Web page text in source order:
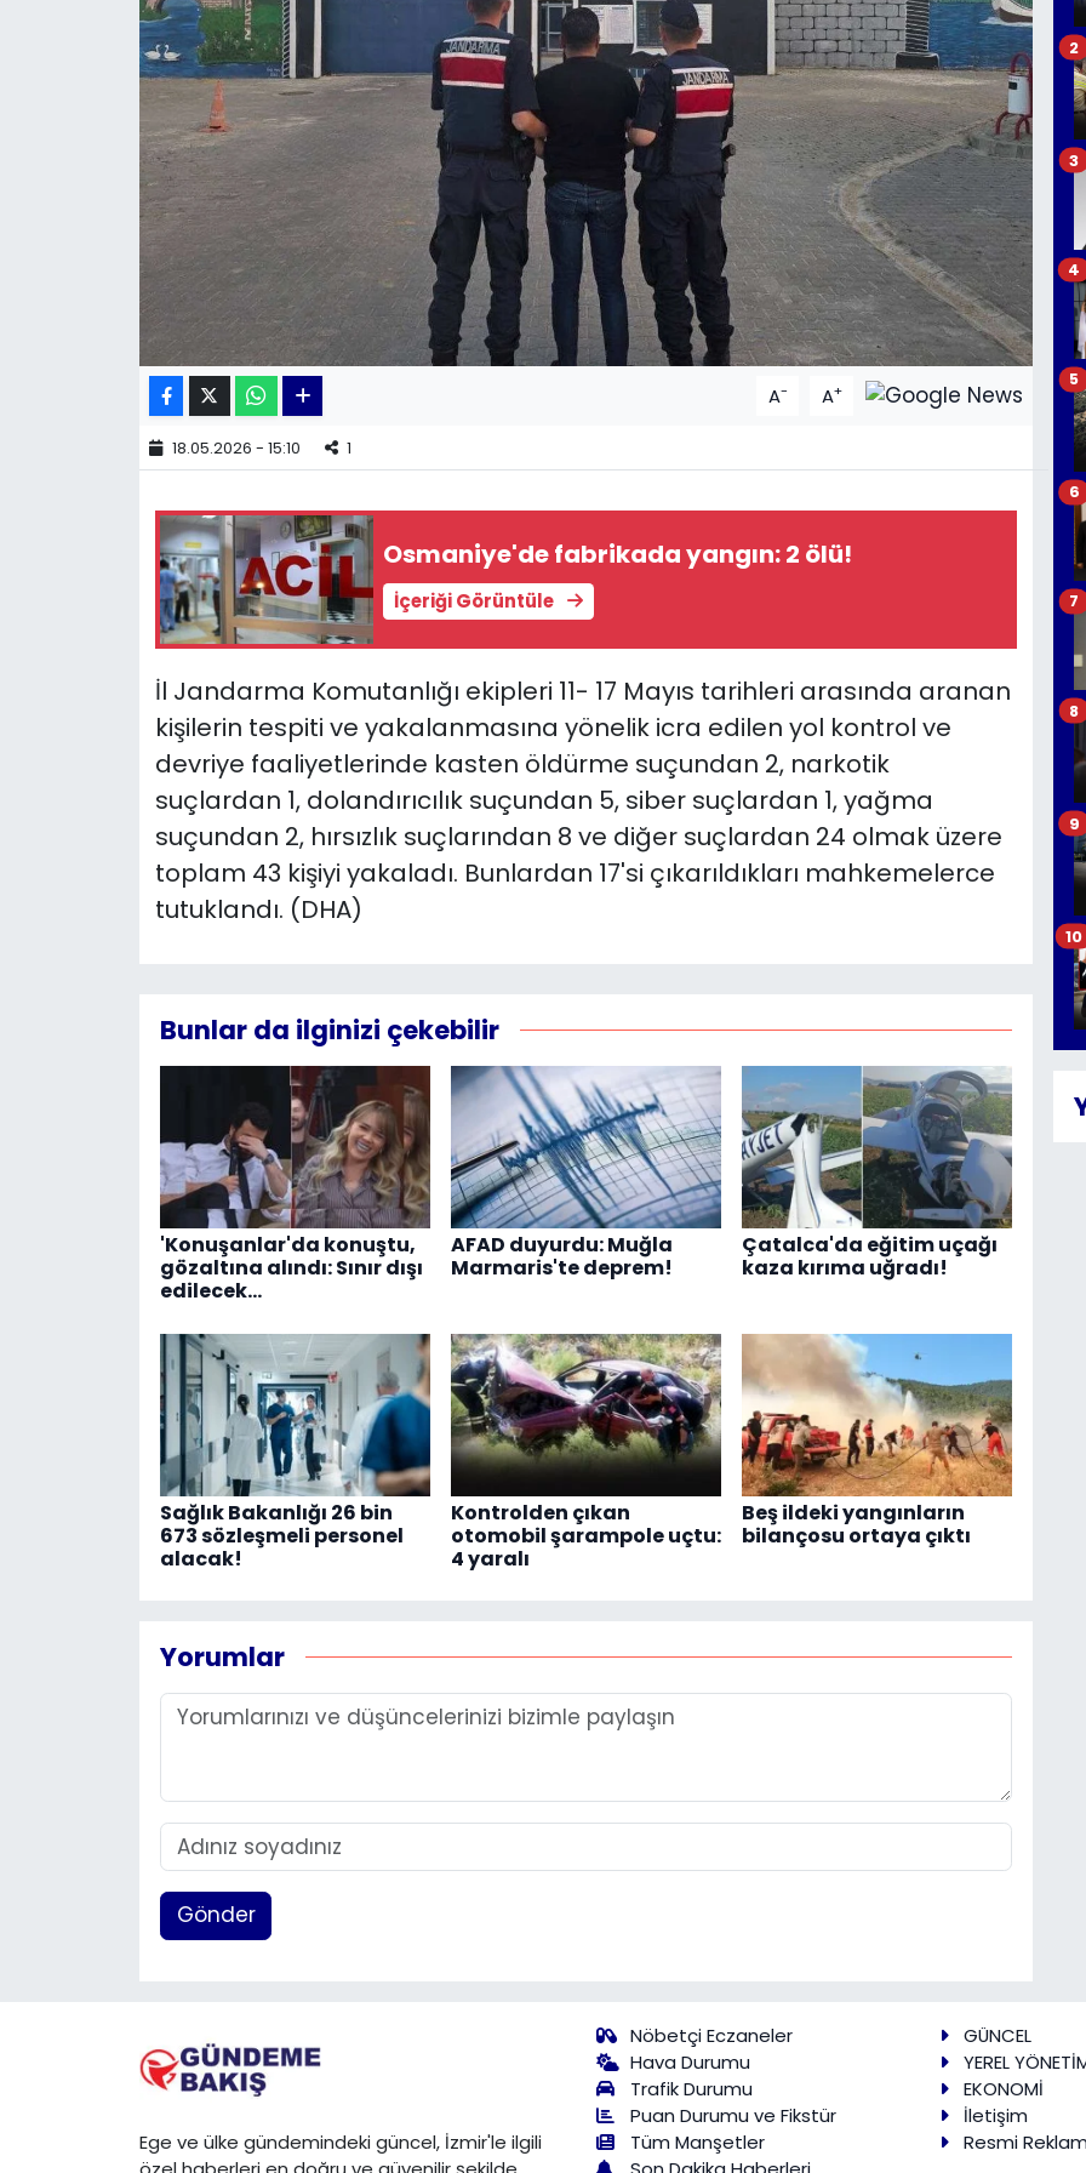
A- A+
18.05.2026 - 15:10 1
Osmaniye'de fabrikada yangın: 2 ölü!
İçeriği Görüntüle
İl Jandarma Komutanlığı ekipleri 11- 17 Mayıs tarihleri arasında aranan
kişilerin tespiti ve yakalanmasına yönelik icra edilen yol kontrol ve
devriye faaliyetlerinde kasten öldürme suçundan 2, narkotik
suçlardan 1, dolandırıcılık suçundan 5, siber suçlardan 1, yağma
suçundan 2, hırsızlık suçlarından 8 ve diğer suçlardan 24 olmak üzere
toplam 43 kişiyi yakaladı. Bunlardan 17'si çıkarıldıkları mahkemelerce
tutuklandı. (DHA)
Bunlar da ilginizi çekebilir
'Konuşanlar'da konuştu,
gözaltına alındı: Sınır dışı
edilecek…
AFAD duyurdu: Muğla
Marmaris'te deprem!
Çatalca'da eğitim uçağı
kaza kırıma uğradı!
Sağlık Bakanlığı 26 bin
673 sözleşmeli personel
alacak!
Kontrolden çıkan
otomobil şarampole uçtu:
4 yaralı
Beş ildeki yangınların
bilançosu ortaya çıktı
Yorumlar
Gönder
2
3
4
5
6
7
8
9
10
Ege ve ülke gündemindeki güncel, İzmir'le ilgili
Nöbetçi Eczaneler
Hava Durumu
Trafik Durumu
Puan Durumu ve Fikstür
Tüm Manşetler
GÜNCEL
YEREL
EKONOMİ
İletişim
Resmi Reklam
KÜLTÜR SANAT
MAGAZİN
POLİTİKA
Siyaset
TEKNOLOJİ
Yaşam
YEREL POLİTİKA
YEREL YÖNETİMLER